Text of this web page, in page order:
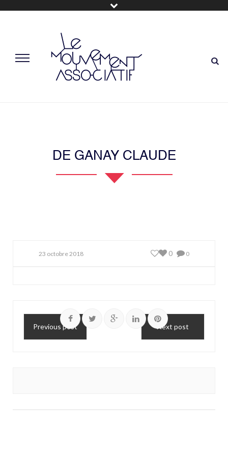
DE GANAY CLAUDE
23 octobre 2018 0
0
Previous post Next post